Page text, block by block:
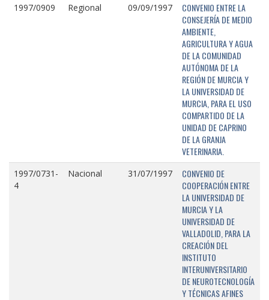
1997/0909 Regional 09/09/1997
CONVENIO ENTRE LA
CONSEJERÍA DE MEDIO
AMBIENTE,
AGRICULTURA Y AGUA
DE LA COMUNIDAD
AUTÓNOMA DE LA
REGIÓN DE MURCIA Y
LA UNIVERSIDAD DE
MURCIA, PARA EL USO
COMPARTIDO DE LA
UNIDAD DE CAPRINO
DE LA GRANJA
VETERINARIA.
1997/0731-
4
Nacional 31/07/1997
CONVENIO DE
COOPERACIÓN ENTRE
LA UNIVERSIDAD DE
MURCIA Y LA
UNIVERSIDAD DE
VALLADOLID, PARA LA
CREACIÓN DEL
INSTITUTO
INTERUNIVERSITARIO
DE NEUROTECNOLOGÍA
Y TÉCNICAS AFINES